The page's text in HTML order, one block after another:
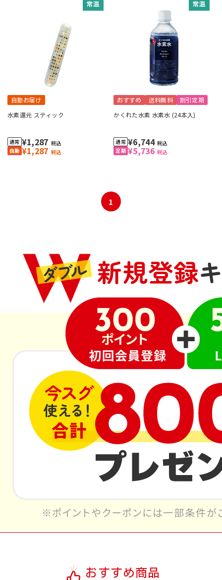
自動お届け
水素還元 スティック
¥1,287 税込
¥1,287 税込
おすすめ 送料無料 割引定期
かくれた水素 水素水 (24本入)
¥5,736 税込
¥6,744 税込
1
おすすめ商品